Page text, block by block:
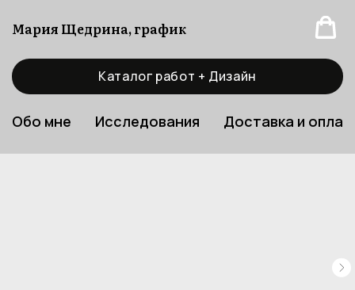
Мария Щедрина, график
Каталог работ + Дизайн
Обо мне Исследования Доставка и